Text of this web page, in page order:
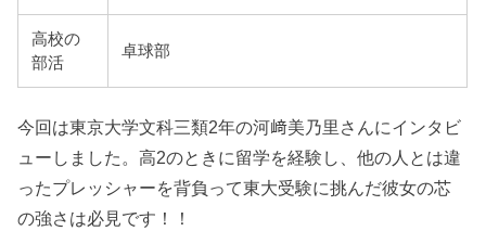
高校の
部活
卓球部
今回は東京大学文科三類2年の河﨑美乃里さんにインタビ
ューしました。高2のときに留学を経験し、他の人とは違
ったプレッシャーを背負って東大受験に挑んだ彼女の芯
の強さは必見です！！